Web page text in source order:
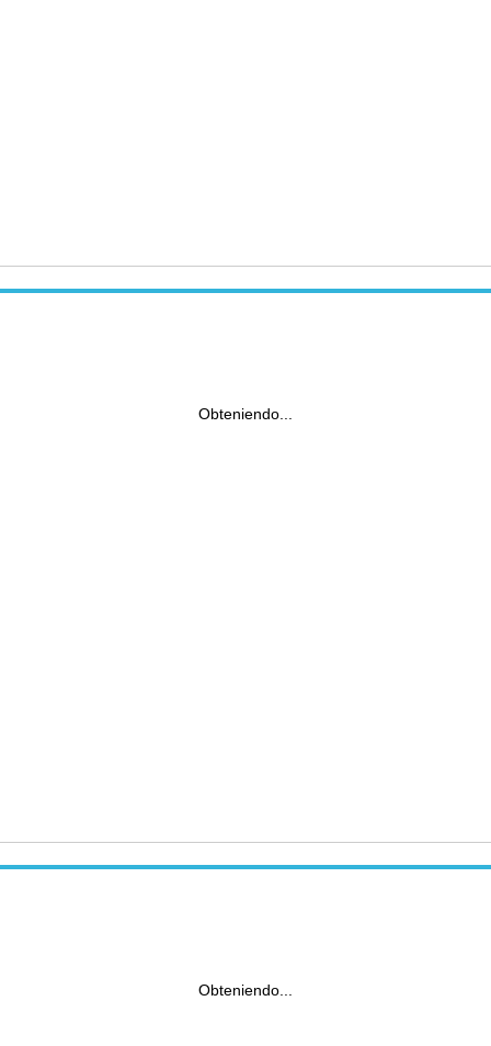
Obteniendo...
Obteniendo...